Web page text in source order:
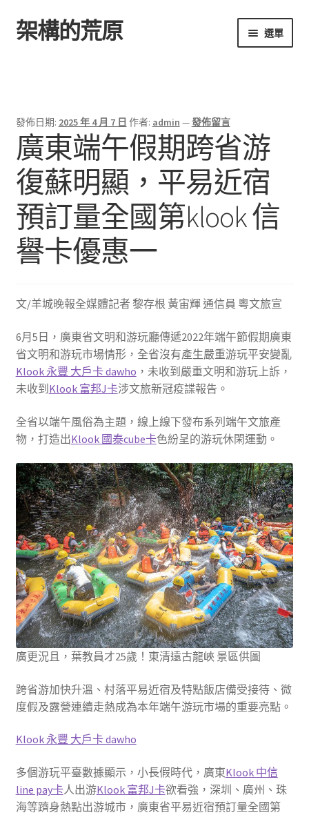
跳
至
跳
至
架構的荒原 選單
發佈日期: 2025 年 4 月 7 日 作者: admin —發佈留言
廣東端午假期跨省游
復蘇明顯，平易近宿
預訂量全國第klook 信
譽卡優惠一
文/羊城晚報全媒體記者 黎存根 黃宙輝 通信員 粵文旅宣
6月5日，廣東省文明和游玩廳傳遞2022年端午節假期廣東
省文明和游玩市場情形，全省沒有產生嚴重游玩平安變亂
Klook 永豐 大戶卡 dawho ，未收到嚴重文明和游玩上訴，
未收到 Klook 富邦J卡涉文旅新冠疫諜報告。
全省以端午風俗為主題，線上線下發布系列端午文旅產
物，打造出Klook 國泰cube卡色紛呈的游玩休閑運動。
廣更況且，葉教員才25歲！東清遠古龍峽 景區供圖
跨省游加快升溫、村落平易近宿及特點飯店備受接待、微
度假及露營連續走熱成為本年端午游玩市場的重要亮點。
Klook 永豐 大戶卡 dawho
多個游玩平臺數據顯示，小長假時代，廣東Klook 中信
line pay卡人出游Klook 富邦J卡欲看強，深圳、廣州、珠
海等躋身熱點出游城市，廣東省平易近宿預訂量全國第